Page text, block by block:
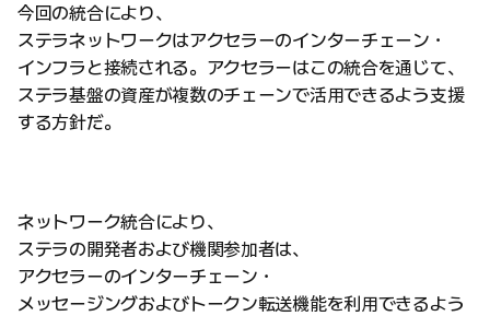
今回の統合により、
ステラネットワークはアクセラーのインターチェーン・
インフラと接続される。アクセラーはこの統合を通じて、
ステラ基盤の資産が複数のチェーンで活用できるよう支援
する方針だ。
ネットワーク統合により、
ステラの開発者および機関参加者は、
アクセラーのインターチェーン・
メッセージングおよびトークン転送機能を利用できるよう